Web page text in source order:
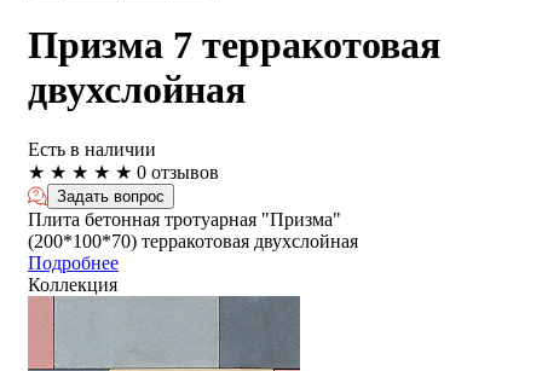
Призма 7 терракотовая
двухслойная
Есть в наличии
★ ★ ★ ★ ★ 0 отзывов
Задать вопрос
Плита бетонная тротуарная "Призма"
(200*100*70) терракотовая двухслойная
Подробнее
Коллекция